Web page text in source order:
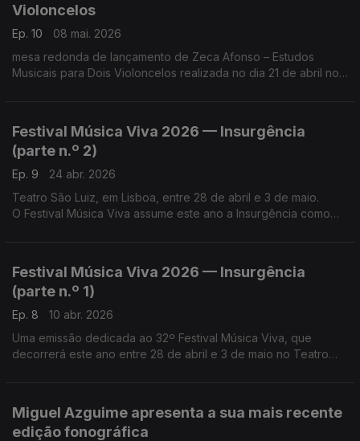
Violoncelos
Ep. 10
08 mai. 2026
mesa redonda de lançamento de Zeca Afonso – Estudos
Musicais para Dois Violoncelos realizada no dia 21 de abril no
Festival Música Viva 2026 — Insurgência
(parte n.º 2)
Ep. 9
24 abr. 2026
Teatro São Luiz, em Lisboa, entre 28 de abril e 3 de maio.
O Festival Música Viva assume este ano a Insurgência como
Festival Música Viva 2026 — Insurgência
(parte n.º 1)
Ep. 8
10 abr. 2026
Uma emissão dedicada ao 32º Festival Música Viva, que
decorrerá este ano entre 28 de abril e 3 de maio no Teatro
Miguel Azguime apresenta a sua mais recente
edição fonográfica